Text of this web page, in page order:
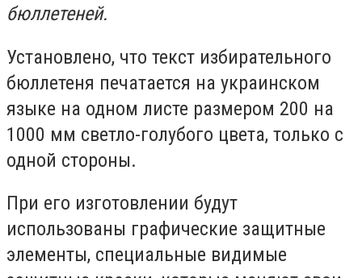
бюллетеней.
Установлено, что текст избирательного
бюллетеня печатается на украинском
языке на одном листе размером 200 на
1000 мм светло-голубого цвета, только с
одной стороны.
При его изготовлении будут
использованы графические защитные
элементы, специальные видимые